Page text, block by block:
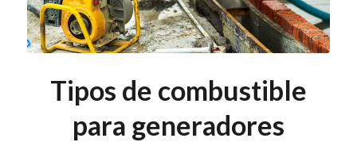
Tipos de combustible
para generadores